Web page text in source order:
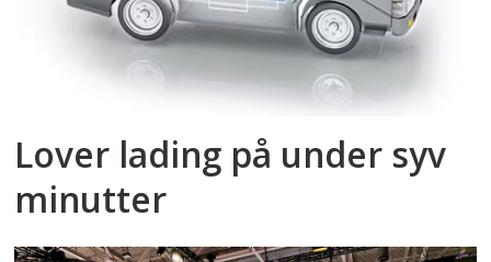
Lover lading på under syv
minutter